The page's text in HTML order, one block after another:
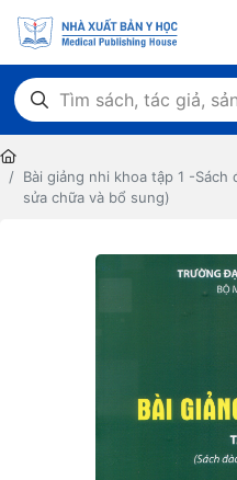
Bài giảng nhi khoa tập 1 -
sửa chữa và bổ sung)